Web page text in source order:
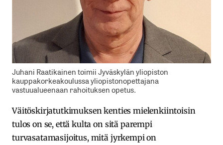
Juhani Raatikainen toimii Jyväskylän yliopiston
kauppakorkeakoulussa yliopistonopettajana
vastuualueenaan rahoituksen opetus.
Väitöskirjatutkimuksen kenties mielenkiintoisin
tulos on se, että kulta on sitä parempi
turvasatamasijoitus, mitä jyrkempi on